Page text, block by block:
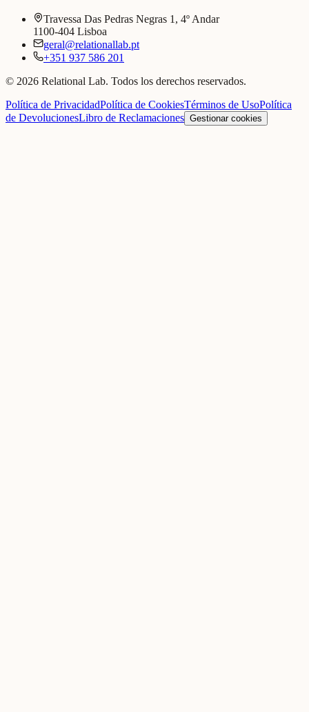
Travessa Das Pedras Negras 1, 4º Andar
1100-404 Lisboa
geral@relationallab.pt
+351 937 586 201
© 2026 Relational Lab. Todos los derechos reservados.
Política de PrivacidadPolítica de CookiesTérminos de UsoPolítica
de DevolucionesLibro de Reclamaciones Gestionar cookies